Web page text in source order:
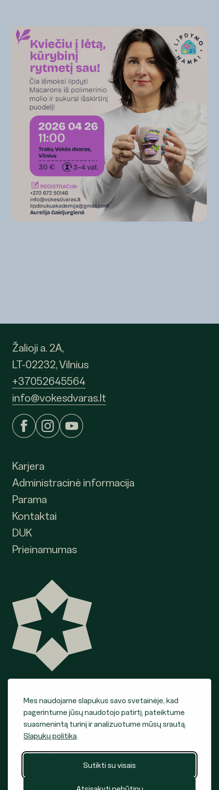
Mes naudojame slapukus savo svetainėje, kad
pagerintume jūsų naudotojo patirtį, pateiktume
suasmenintą turinį ir analizuotume mūsų srautą.
Slapukų politika.
Sutikti su visais
Žalioji a. 2A,
LT-02232, Vilnius
+37052645564
info@vokesdvaras.lt
Karjera
Administracinė informacija
Parama
Kontaktai
DUK
Prieinamumas
Įstaigos steigėjas